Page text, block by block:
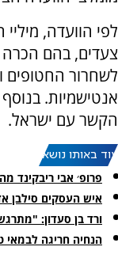
לפי הוועדה,
צעדים, בהם הכרה
לשחרור החטופים
אנטישמיות. בנוסף
הקשר עם ישראל.
עוד באותו נושא:
פרופ׳ אבי ריבקינד
איש העסקים סילבן
ורד בן סעדון:
הנחיה חריגה